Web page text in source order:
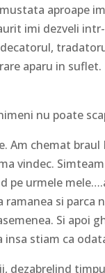
aproape
imi dezveli
aparu in
nu poate
chemat braul
vindec.
pe urmele
si parca
Si apoi
stiam ca
dezabrelind